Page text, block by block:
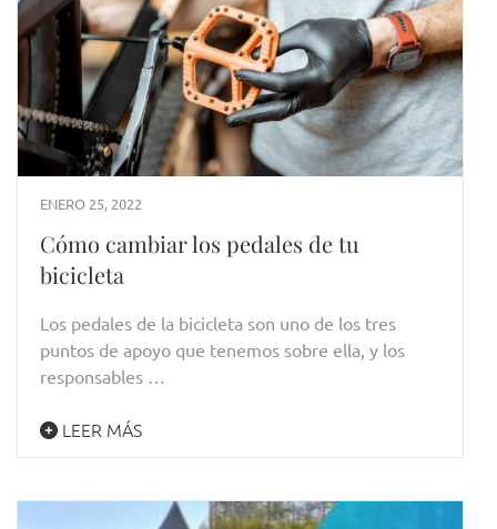
ENERO 25, 2022
Cómo cambiar los pedales de tu
bicicleta
Los pedales de la bicicleta son uno de los tres
puntos de apoyo que tenemos sobre ella, y los
responsables …
LEER MÁS